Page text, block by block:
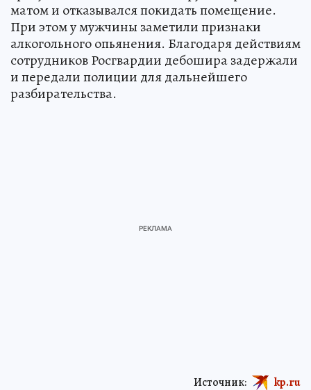
матом и отказывался покидать помещение.
При этом у мужчины заметили признаки
алкогольного опьянения. Благодаря действиям
сотрудников Росгвардии дебошира задержали
и передали полиции для дальнейшего
разбирательства.
Источник: kp.ru